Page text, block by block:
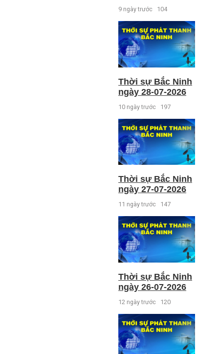
9 ngày trước 104
Thời sự Bắc Ninh
ngày 28-07-2026
10 ngày trước 197
Thời sự Bắc Ninh
ngày 27-07-2026
11 ngày trước 147
Thời sự Bắc Ninh
ngày 26-07-2026
12 ngày trước 120